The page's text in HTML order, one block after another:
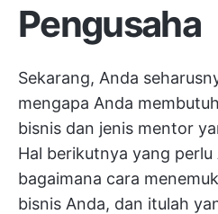
Pengusaha
Sekarang, Anda
mengapa Anda
bisnis dan jenis mentor
Hal berikutnya yang perlu
bagaimana cara
bisnis Anda, dan itulah